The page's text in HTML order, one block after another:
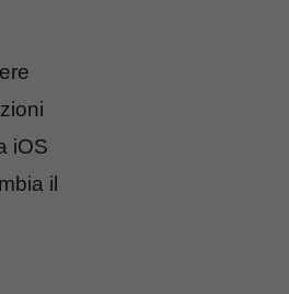
iOS
il